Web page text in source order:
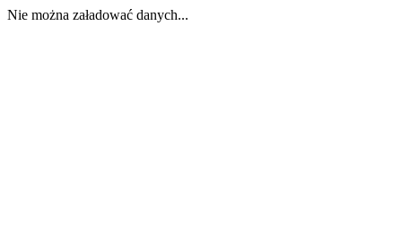
Nie można załadować danych...